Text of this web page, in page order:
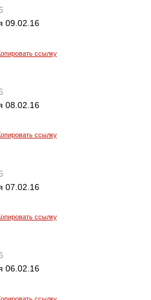
09.02.16
ссылку
08.02.16
ссылку
07.02.16
ссылку
06.02.16
ссылку